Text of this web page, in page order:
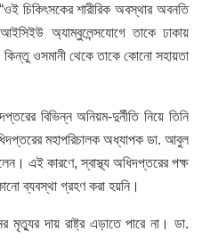
চিকিৎসকের শারীরিক অবস্থার অবনতি
অ্যাম্বুলেন্সযোগে তাকে ঢাকায়
কিন্তু ওসমানী থেকে তাকে কোনো সহায়তা
বিভিন্ন অনিয়ম-দুর্নীতি নিয়ে তিনি
মহাপরিচালক অধ্যাপক ডা. আবুল
এই কারণে, স্বাস্থ্য অধিদপ্তরের পক্ষ
ব্যবস্থা গ্রহণ করা হয়নি।
মৃত্যুর দায় রাষ্ট্র এড়াতে পারে না। ডা.